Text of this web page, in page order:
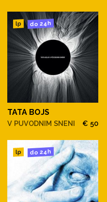
lp do 24h
TATA BOJS
V PUVODNIM SNENI € 50
lp do 24h